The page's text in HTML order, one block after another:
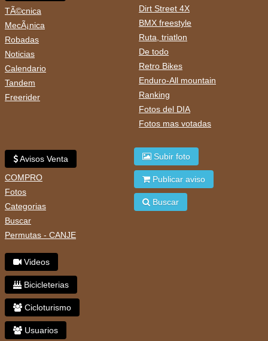
TÃ©cnica
MecÃ¡nica
Robadas
Noticias
Calendario
Tandem
Freerider
Dirt Street 4X
BMX freestyle
Ruta, triatlon
De todo
Retro Bikes
Enduro-All mountain
Ranking
Fotos del DIA
Fotos mas votadas
Avisos Venta
COMPRO
Fotos
Categorias
Buscar
Permutas - CANJE
Videos
Bicicleterias
Cicloturismo
Usuarios
Subir foto
Publicar aviso
Buscar